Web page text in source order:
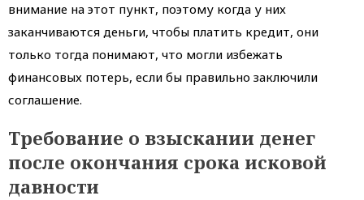
внимание на этот пункт, поэтому когда у них
заканчиваются деньги, чтобы платить кредит, они
только тогда понимают, что могли избежать
финансовых потерь, если бы правильно заключили
соглашение.
Требование о взыскании денег
после окончания срока исковой
давности